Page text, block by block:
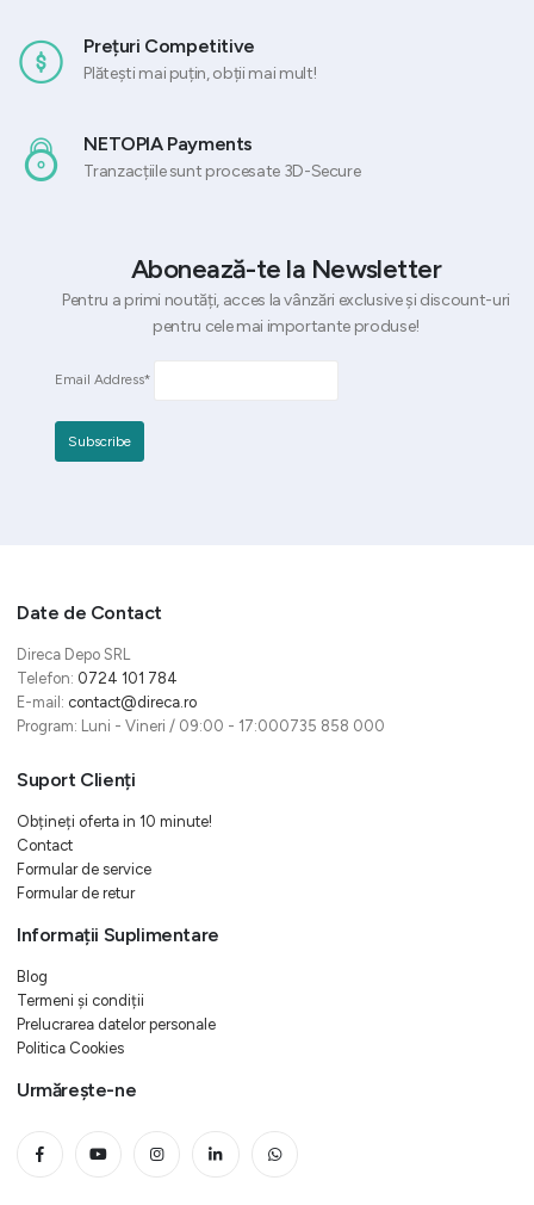
Prețuri Competitive
Plătești mai puțin, obții mai mult!
NETOPIA Payments
Tranzacțiile sunt procesate 3D-Secure
Abonează-te la Newsletter
Pentru a primi noutăți, acces la vânzări exclusive și discount-uri
pentru cele mai importante produse!
Email Address*
Date de Contact
Direca Depo SRL
Telefon: 0724 101 784
E-mail: contact@direca.ro
Program: Luni - Vineri / 09:00 - 17:000735 858 000
Suport Clienți
Obțineți oferta in 10 minute!
Contact
Formular de service
Formular de retur
Informații Suplimentare
Blog
Termeni și condiții
Prelucrarea datelor personale
Politica Cookies
Urmărește-ne